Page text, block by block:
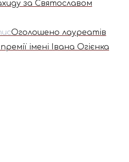
за Святославом
Оголошено лауреатів
імені Івана Огієнка